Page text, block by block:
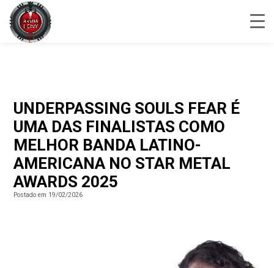
UNDERPASSING SOULS FEAR É
UMA DAS FINALISTAS COMO
MELHOR BANDA LATINO-
AMERICANA NO STAR METAL
AWARDS 2025
Postado em 19/02/2026